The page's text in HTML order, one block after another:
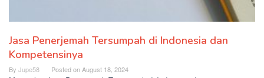
Jasa Penerjemah Tersumpah di Indonesia dan
Kompetensinya
By Jupe58 Posted onAugust 18, 2024